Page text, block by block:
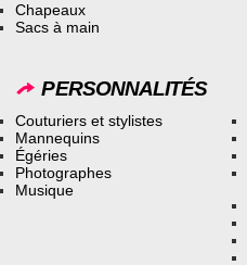
Chapeaux
Sacs à main
PERSONNALITÉS
Couturiers et stylistes
Mannequins
Égéries
Photographes
Musique